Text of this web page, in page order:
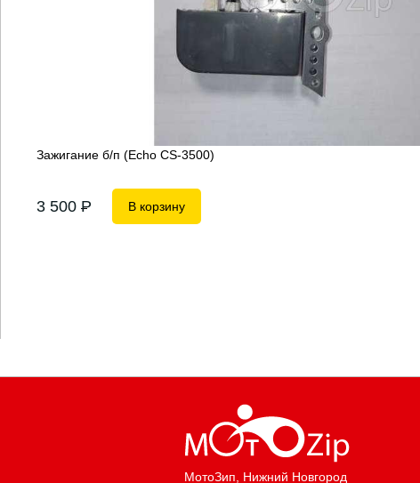
Зажигание б/п (Echo CS-3500)
3 500 P В корзину
МотоЗип , Нижний Новгород